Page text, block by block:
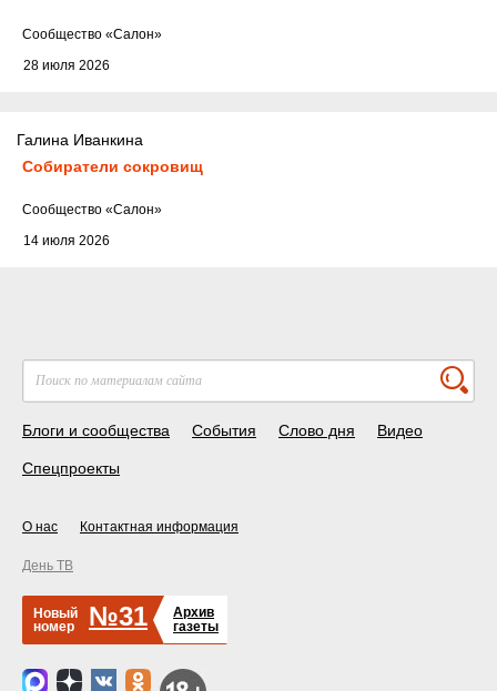
28 июля 2026
Cообщество «Салон»
Галина Иванкина
Собиратели сокровищ
14 июля 2026
Cообщество «Салон»
Блоги и сообщества События Слово дня Видео
Спецпроекты
О нас Контактная информация
День ТВ
Новый
номер
№31
Архив
газеты